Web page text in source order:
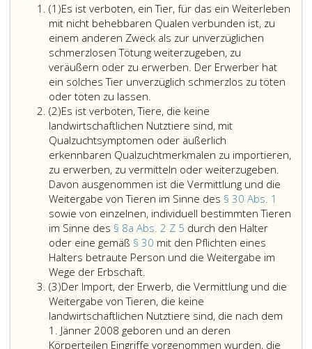
(1)Absatz
eins
Es ist verboten, ein Tier, für das ein Weiterleben
mit nicht behebbaren Qualen verbunden ist, zu
einem anderen Zweck als zur unverzüglichen
schmerzlosen Tötung weiterzugeben, zu
veräußern oder zu erwerben. Der Erwerber hat
ein solches Tier unverzüglich schmerzlos zu töten
oder töten zu lassen.
(2)Absatz
2
Es ist verboten, Tiere, die keine
landwirtschaftlichen Nutztiere sind, mit
Qualzuchtsymptomen oder äußerlich
erkennbaren Qualzuchtmerkmalen zu importieren,
zu erwerben, zu vermitteln oder weiterzugeben.
Davon ausgenommen ist die Vermittlung und die
Weitergabe von Tieren im Sinne des § 30 Abs. 1
sowie von einzelnen, individuell bestimmten Tieren
im Sinne des § 8a Abs. 2 Z 5 durch den Halter
oder eine gemäß § 30 mit den Pflichten eines
Halters betraute Person und die Weitergabe im
Wege der Erbschaft.
ist
verboten,
Tiere,
die
keine
(3)Absatz
3
Der Import, der Erwerb, die Vermittlung und die
Weitergabe von Tieren, die keine
landwirtschaftlichen Nutztiere sind, die nach dem
1. Jänner 2008 geboren und an deren
Körperteilen Eingriffe vorgenommen wurden, die